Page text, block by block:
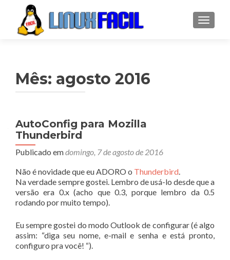
Mês: agosto 2016
AutoConfig para Mozilla
Thunderbird
Publicado emdomingo, 7 de agosto de 2016
Não é novidade que eu ADORO o Thunderbird.
Na verdade sempre gostei. Lembro de usá-lo desde que a
versão era 0.x (acho que 0.3, porque lembro da 0.5
rodando por muito tempo).
Eu sempre gostei do modo Outlook de configurar (é algo
assim: “diga seu nome, e-mail e senha e está pronto,
configuro pra você! “).